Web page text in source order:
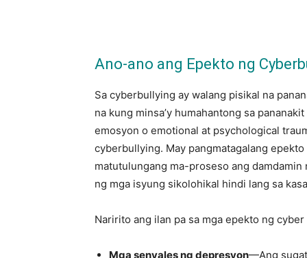
Ano-ano ang Epekto ng
Sa cyberbullying ay walang pisikal na
na kung minsa’y humahantong sa
emosyon o emotional at psychological
cyberbullying. May pangmatagalang
matutulungang ma-proseso ang
ng mga isyung sikolohikal hindi lang sa
Naririto ang ilan pa sa mga epekto ng
Mga senyales ng depresyon—Ang sugat